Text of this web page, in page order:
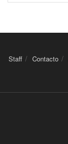
Staff Contacto